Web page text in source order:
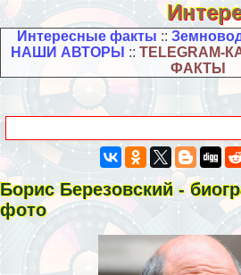
Интересные факты ::
НАШИ АВТОРЫ ::
ФАКТЫ
Борис Березовский -
фото